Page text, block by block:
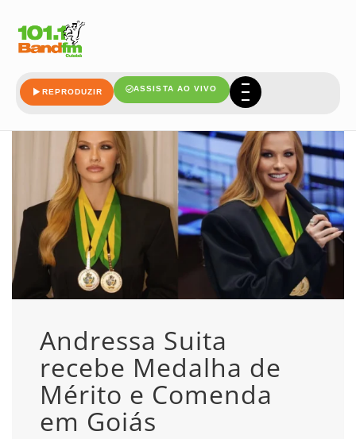
REPRODUZIR ASSISTA AO VIVO
Andressa Suita
recebe Medalha de
Mérito e Comenda
em Goiás